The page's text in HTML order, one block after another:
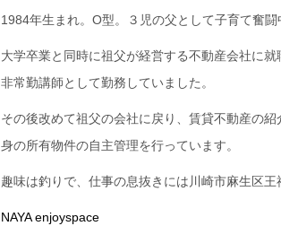
1984年生まれ。O型。３児の父として子育て奮
大学卒業と同時に祖父が経営する不動産会社に
非常勤講師として勤務していました。
その後改めて祖父の会社に戻り、賃貸不動産の
身の所有物件の自主管理を行っています。
趣味は釣りで、仕事の息抜きには川崎市麻生区
NAYA enjoyspace